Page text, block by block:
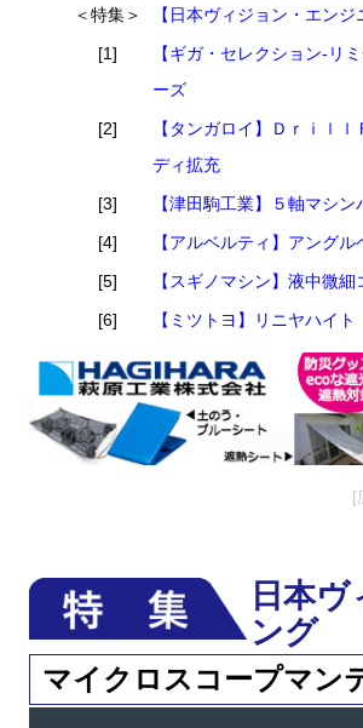
＜特集＞
【日本ヴィジョン・エン
[1]
【ギガ・セレクション-リ
ーズ
[2]
【タンガロイ】Ｄｒｉｌ
ディ拡充
[3]
【津田駒工業】５軸マシ
[4]
【アルベルティ】アングル
[5]
【スギノマシン】液中微
[6]
【ミツトヨ】リニヤハイ
[
日本
ング
マイクロスコープマン